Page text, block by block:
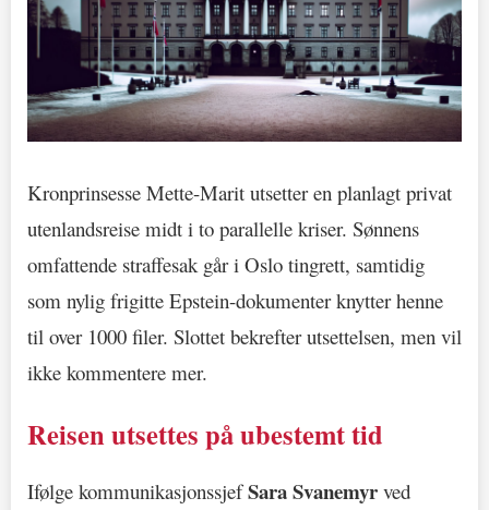
Kronprinsesse Mette-Marit utsetter en planlagt privat
utenlandsreise midt i to parallelle kriser. Sønnens
omfattende straffesak går i Oslo tingrett, samtidig
som nylig frigitte Epstein-dokumenter knytter henne
til over 1000 filer. Slottet bekrefter utsettelsen, men vil
ikke kommentere mer.
Reisen utsettes på ubestemt tid
Ifølge kommunikasjonssjefSara Svanemyr ved